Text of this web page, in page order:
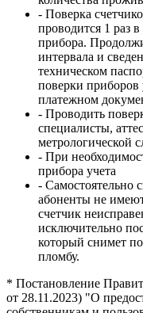
- Поверка
проводится 1 раз
прибора.
интервала и
техническом
поверки приборов
платежном
- Проводить
специалисты,
метрологической
- При
прибора учета
- Самостоятельно
абоненты не
счетчик
исключительно
который снимет
пломбу.
* Постановление
от 28.11.2023) "О